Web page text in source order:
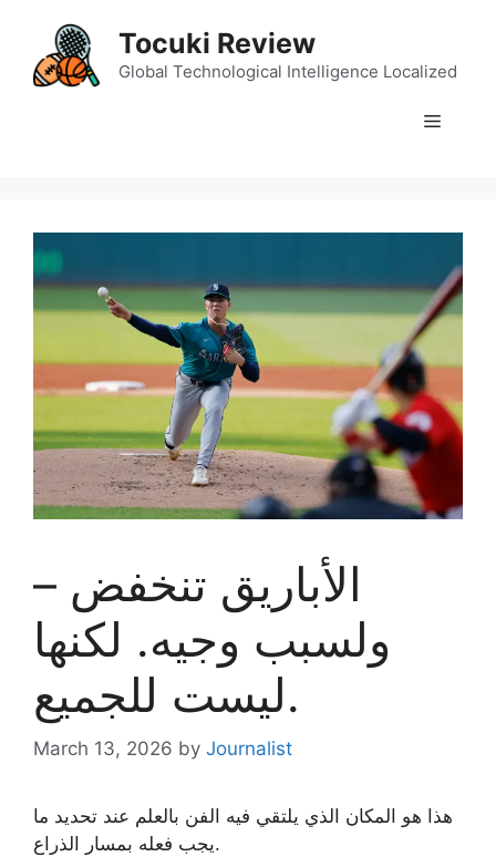
content
Tocuki Review
Global Technological Intelligence Localized
Menu
الأباريق تنخفض –
ولسبب وجيه. لكنها
ليست للجميع.
March 13, 2026 by Journalist
هذا هو المكان الذي يلتقي فيه الفن بالعلم عند تحديد ما
يجب فعله بمسار الذراع.